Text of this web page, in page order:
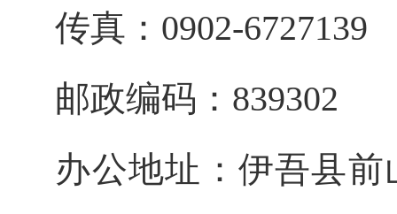
传真： 0902-6727139
邮政编码： 839302
办公地址： 伊吾县前